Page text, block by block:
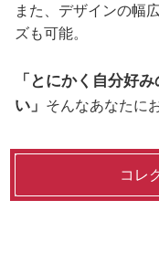
また、デザインの幅
ズも可能。
「とにかく自分好
い」 そんなあなたに
コレ